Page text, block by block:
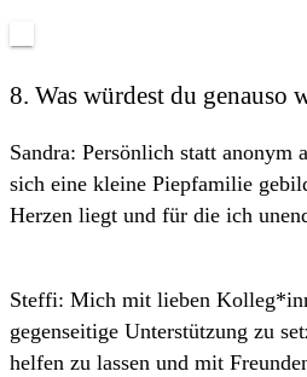
8. Was würdest du genauso
Sandra: Persönlich statt anonym
sich eine kleine Piepfamilie
Herzen liegt und für die ich
Steffi: Mich mit lieben
gegenseitige Unterstützung zu
helfen zu lassen und mit